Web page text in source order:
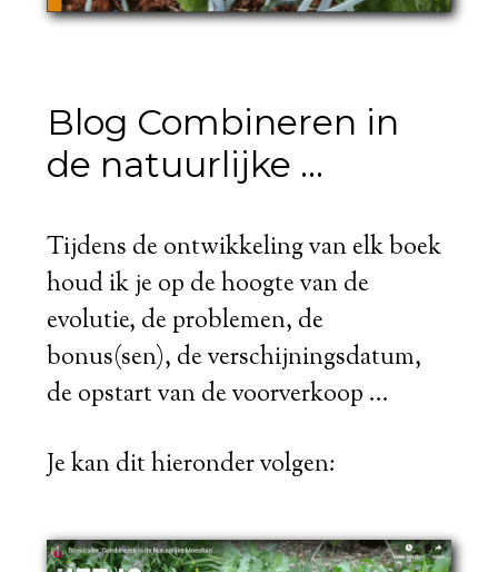
Blog Combineren in
de natuurlijke ...
Tijdens de ontwikkeling van elk boek
houd ik je op de hoogte van de
evolutie, de problemen, de
bonus(sen), de verschijningsdatum,
de opstart van de voorverkoop ...
Je kan dit hieronder volgen: